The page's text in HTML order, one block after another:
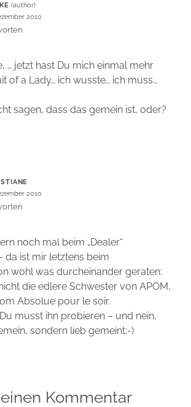
2010
… jetzt hast Du mich einmal mehr
of a Lady… ich wusste… ich muss…
sagen, dass das gemein ist, oder?
2010
noch mal beim „Dealer“
da ist mir letztens beim
wohl was durcheinander geraten:
die edlere Schwester von APOM,
Absolue pour le soir.
musst ihn probieren – und nein,
sondern lieb gemeint;-)
Kommentar